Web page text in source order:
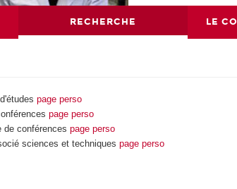
RECHERCHE LE
page perso
page perso
de conférences page perso
sciences et techniques page perso